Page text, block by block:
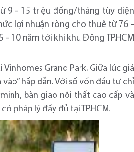
9 - 15 triệu đồng/tháng tùy diện
lợi nhuận ròng cho thuê từ 76 -
10 năm tới khi khu Đông TP.HCM
Grand Park. Giữa lúc giá
hấp dẫn. Với số vốn đầu tư chỉ
bàn giao nội thất cao cấp và
pháp lý đầy đủ tại TP.HCM.